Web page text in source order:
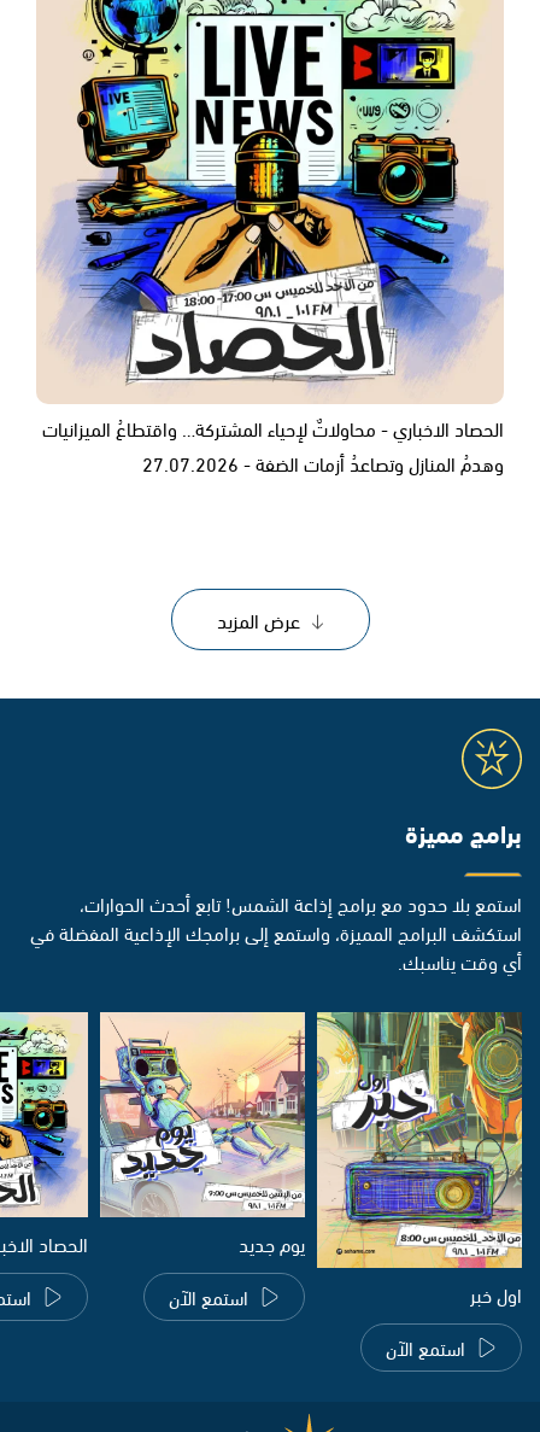
الحصاد الاخباري - محاولاتٌ لإحياء المشتركة… واقتطاعُ الميزانيات
وهدمُ المنازل وتصاعدُ أزمات الضفة - 27.07.2026
عرض المزيد
برامج مميزة
استمع بلا حدود مع برامج إذاعة الشمس! تابع أحدث الحوارات،
استكشف البرامج المميزة، واستمع إلى برامجك الإذاعية المفضلة في
أي وقت يناسبك.
اول خبر
استمع الآن
يوم جديد
استمع الآن
الحصاد